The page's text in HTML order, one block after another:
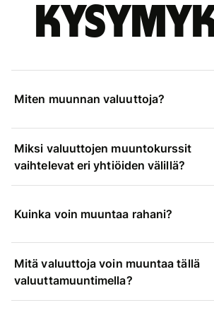
Miten muunnan valuuttoja?
Miksi valuuttojen muuntokurssit
vaihtelevat eri yhtiöiden välillä?
Kuinka voin muuntaa rahani?
Mitä valuuttoja voin muuntaa tällä
valuuttamuuntimella?